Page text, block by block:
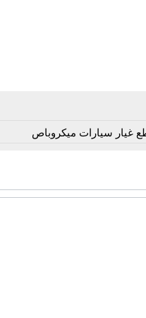
غيار سيارات ميكروباص